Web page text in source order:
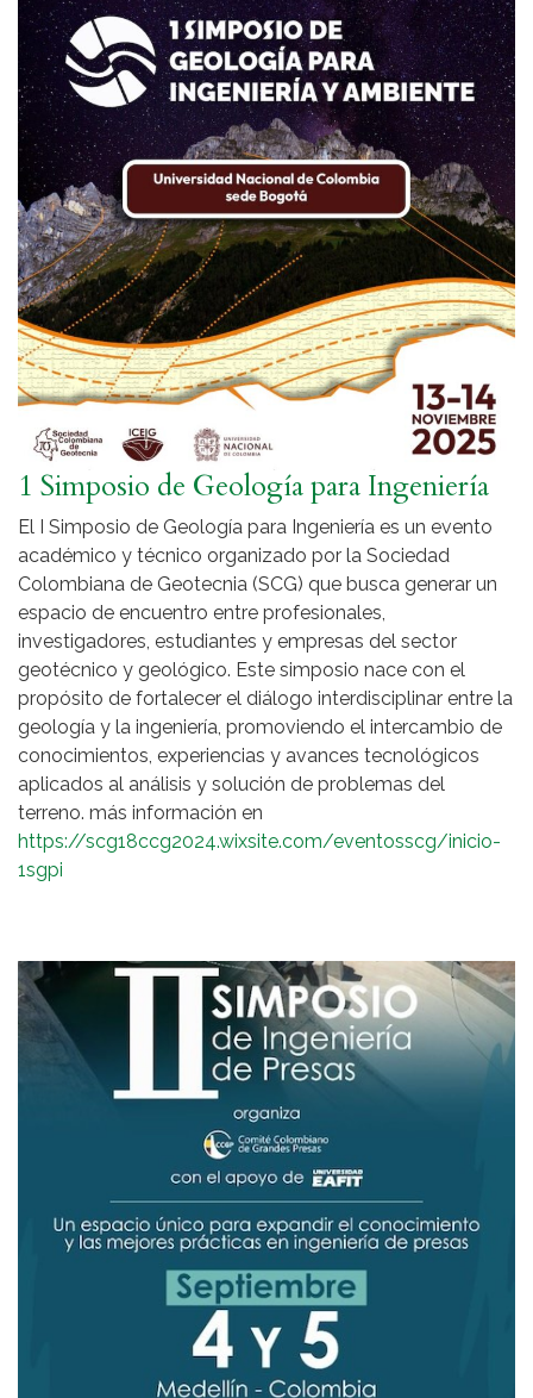
1 Simposio de Geología para Ingeniería
El I Simposio de Geología para Ingeniería es un evento
académico y técnico organizado por la Sociedad
Colombiana de Geotecnia (SCG) que busca generar un
espacio de encuentro entre profesionales,
investigadores, estudiantes y empresas del sector
geotécnico y geológico. Este simposio nace con el
propósito de fortalecer el diálogo interdisciplinar entre la
geología y la ingeniería, promoviendo el intercambio de
conocimientos, experiencias y avances tecnológicos
aplicados al análisis y solución de problemas del
terreno. más información en
https://scg18ccg2024.wixsite.com/eventosscg/inicio-
1sgpi